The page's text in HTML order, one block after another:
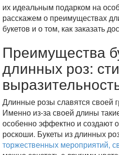
их идеальным подарком на
расскажем о преимуществах
букетов и о том, как заказать
Преимущества
длинных роз:
Длинные розы славятся своей
Именно из-за своей длины
особенно эффектно и создают
роскоши. Букеты из длинных
торжественных мероприятий,